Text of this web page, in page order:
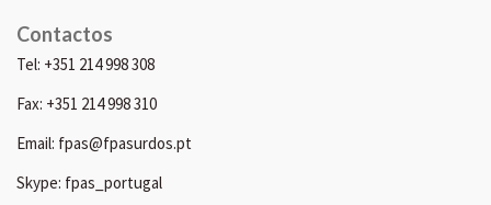
Contactos
Tel: +351 214 998 308
Fax: +351 214 998 310
Email: fpas@fpasurdos.pt
Skype: fpas_portugal